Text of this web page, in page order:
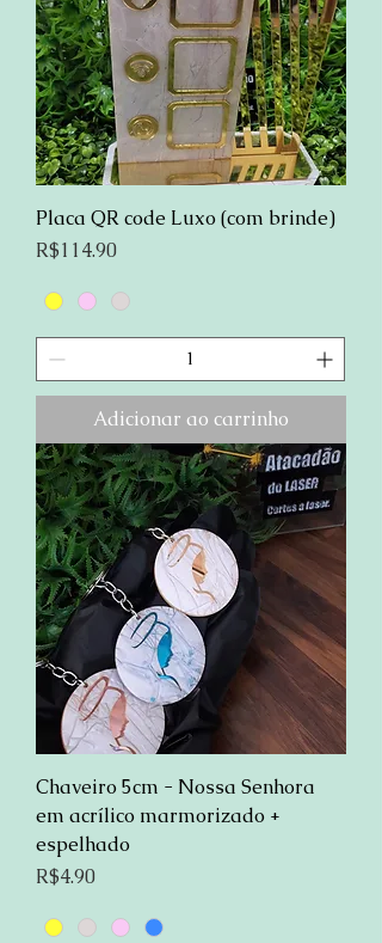
Placa QR code Luxo (com brinde)
Preço
R$114.90
Adicionar ao carrinho
Chaveiro 5cm - Nossa Senhora
em acrílico marmorizado +
espelhado
Preço
R$4.90